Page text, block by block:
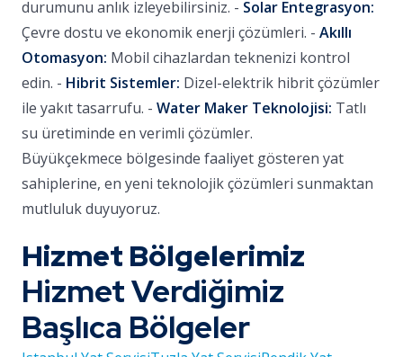
durumunu anlık izleyebilirsiniz. - Solar Entegrasyon:
Çevre dostu ve ekonomik enerji çözümleri. - Akıllı
Otomasyon: Mobil cihazlardan teknenizi kontrol
edin. - Hibrit Sistemler: Dizel-elektrik hibrit çözümler
ile yakıt tasarrufu. - Water Maker Teknolojisi: Tatlı
su üretiminde en verimli çözümler.
Büyükçekmece bölgesinde faaliyet gösteren yat
sahiplerine, en yeni teknolojik çözümleri sunmaktan
mutluluk duyuyoruz.
Hizmet Bölgelerimiz
Hizmet Verdiğimiz
Başlıca Bölgeler